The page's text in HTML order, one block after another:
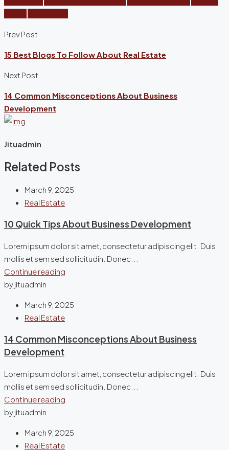
Prev Post
15 Best Blogs To Follow About Real Estate
Next Post
14 Common Misconceptions About Business
Development
Jituadmin
Related Posts
March 9, 2025
Real Estate
10 Quick Tips About Business Development
Lorem ipsum dolor sit amet, consectetur adipiscing elit. Duis
mollis et sem sed sollicitudin. Donec...
Continue reading
by jituadmin
March 9, 2025
Real Estate
14 Common Misconceptions About Business
Development
Lorem ipsum dolor sit amet, consectetur adipiscing elit. Duis
mollis et sem sed sollicitudin. Donec...
Continue reading
by jituadmin
March 9, 2025
Real Estate